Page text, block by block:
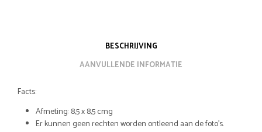
BESCHRIJVING
AANVULLENDE INFORMATIE
Facts:
Afmeting: 8,5 x 8,5 cmg
Er kunnen geen rechten worden ontleend aan de foto’s.